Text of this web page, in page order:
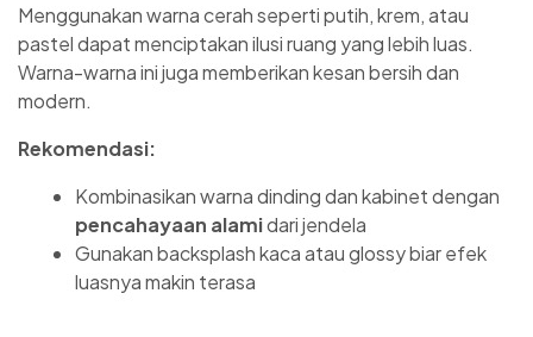
Menggunakan warna cerah seperti putih, krem, atau
pastel dapat menciptakan ilusi ruang yang lebih luas.
Warna-warna ini juga memberikan kesan bersih dan
modern.
Rekomendasi:
Kombinasikan warna dinding dan kabinet dengan
pencahayaan alamidari jendela
Gunakan backsplash kaca atau glossy biar efek
luasnya makin terasa